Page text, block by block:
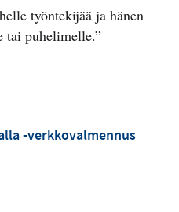
työntekijää ja hänen
tai puhelimelle.”
-verkkovalmennus